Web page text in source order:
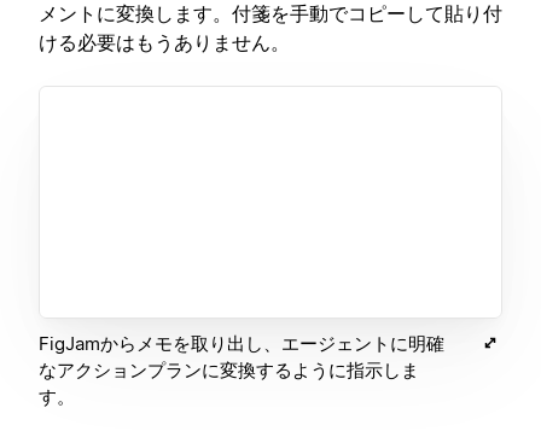
メントに変換します。付箋を手動でコピーして貼り付
ける必要はもうありません。
FigJamからメモを取り出し、エージェントに明確
なアクションプランに変換するように指示しま
す。